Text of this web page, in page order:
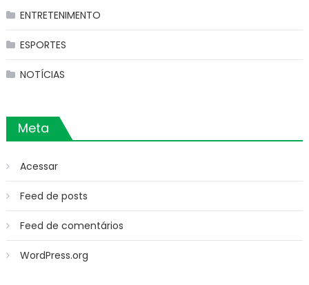
ENTRETENIMENTO
ESPORTES
NOTÍCIAS
Meta
Acessar
Feed de posts
Feed de comentários
WordPress.org